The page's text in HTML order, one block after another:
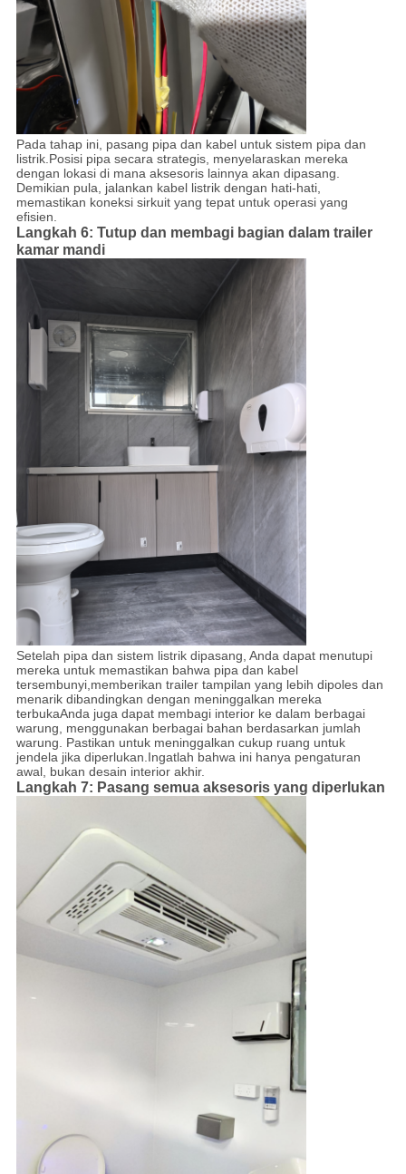
Pada tahap ini, pasang pipa dan kabel untuk sistem pipa dan
listrik.Posisi pipa secara strategis, menyelaraskan mereka
dengan lokasi di mana aksesoris lainnya akan dipasang.
Demikian pula, jalankan kabel listrik dengan hati-hati,
memastikan koneksi sirkuit yang tepat untuk operasi yang
efisien.
Langkah 6: Tutup dan membagi bagian dalam trailer
kamar mandi
Setelah pipa dan sistem listrik dipasang, Anda dapat menutupi
mereka untuk memastikan bahwa pipa dan kabel
tersembunyi,memberikan trailer tampilan yang lebih dipoles dan
menarik dibandingkan dengan meninggalkan mereka
terbukaAnda juga dapat membagi interior ke dalam berbagai
warung, menggunakan berbagai bahan berdasarkan jumlah
warung. Pastikan untuk meninggalkan cukup ruang untuk
jendela jika diperlukan.Ingatlah bahwa ini hanya pengaturan
awal, bukan desain interior akhir.
Langkah 7: Pasang semua aksesoris yang diperlukan